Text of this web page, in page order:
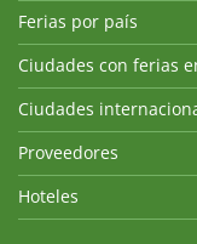
Ferias por país
Ciudades con ferias
Ciudades
Proveedores
Hoteles